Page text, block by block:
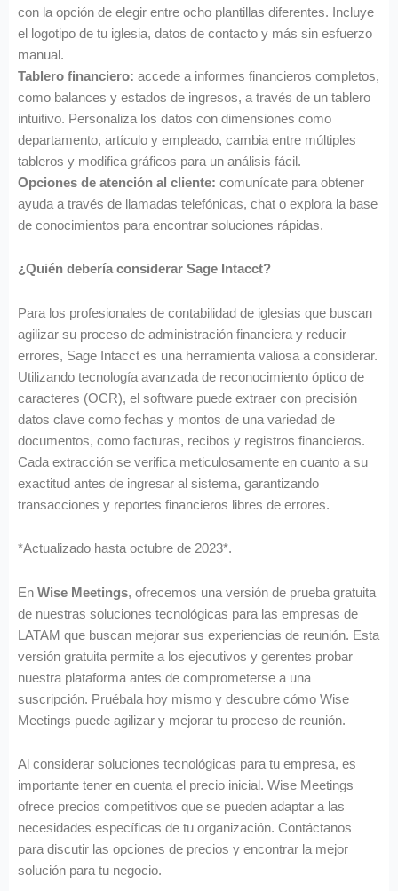
con la opción de elegir entre ocho plantillas diferentes. Incluye
el logotipo de tu iglesia, datos de contacto y más sin esfuerzo
manual.
Tablero financiero: accede a informes financieros completos,
como balances y estados de ingresos, a través de un tablero
intuitivo. Personaliza los datos con dimensiones como
departamento, artículo y empleado, cambia entre múltiples
tableros y modifica gráficos para un análisis fácil.
Opciones de atención al cliente: comunícate para obtener
ayuda a través de llamadas telefónicas, chat o explora la base
de conocimientos para encontrar soluciones rápidas.
¿Quién debería considerar Sage Intacct?
Para los profesionales de contabilidad de iglesias que buscan
agilizar su proceso de administración financiera y reducir
errores, Sage Intacct es una herramienta valiosa a considerar.
Utilizando tecnología avanzada de reconocimiento óptico de
caracteres (OCR), el software puede extraer con precisión
datos clave como fechas y montos de una variedad de
documentos, como facturas, recibos y registros financieros.
Cada extracción se verifica meticulosamente en cuanto a su
exactitud antes de ingresar al sistema, garantizando
transacciones y reportes financieros libres de errores.
*Actualizado hasta octubre de 2023*.
En Wise Meetings, ofrecemos una versión de prueba gratuita
de nuestras soluciones tecnológicas para las empresas de
LATAM que buscan mejorar sus experiencias de reunión. Esta
versión gratuita permite a los ejecutivos y gerentes probar
nuestra plataforma antes de comprometerse a una
suscripción. Pruébala hoy mismo y descubre cómo Wise
Meetings puede agilizar y mejorar tu proceso de reunión.
Al considerar soluciones tecnológicas para tu empresa, es
importante tener en cuenta el precio inicial. Wise Meetings
ofrece precios competitivos que se pueden adaptar a las
necesidades específicas de tu organización. Contáctanos
para discutir las opciones de precios y encontrar la mejor
solución para tu negocio.